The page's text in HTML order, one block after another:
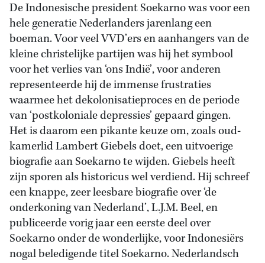
De Indonesische president Soekarno was voor een
hele generatie Nederlanders jarenlang een
boeman. Voor veel VVD’ers en aanhangers van de
kleine christelijke partijen was hij het symbool
voor het verlies van ‘ons Indië’, voor anderen
representeerde hij de immense frustraties
waarmee het dekolonisatieproces en de periode
van ‘postkoloniale depressies’ gepaard gingen.
Het is daarom een pikante keuze om, zoals oud-
kamerlid Lambert Giebels doet, een uitvoerige
biografie aan Soekarno te wijden. Giebels heeft
zijn sporen als historicus wel verdiend. Hij schreef
een knappe, zeer leesbare biografie over ‘de
onderkoning van Nederland’, L.J.M. Beel, en
publiceerde vorig jaar een eerste deel over
Soekarno onder de wonderlijke, voor Indonesiërs
nogal beledigende titel Soekarno. Nederlandsch